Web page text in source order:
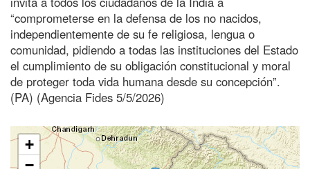
“comprometerse en la defensa de los no nacidos,
independientemente de su fe religiosa, lengua o
comunidad, pidiendo a todas las instituciones del Estado
el cumplimiento de su obligación constitucional y moral
de proteger toda vida humana desde su concepción”.
(PA) (Agencia Fides 5/5/2026)
+
−